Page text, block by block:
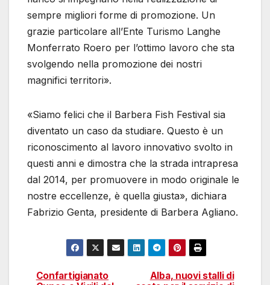
sempre migliori forme di promozione. Un
grazie particolare all’Ente Turismo Langhe
Monferrato Roero per l’ottimo lavoro che sta
svolgendo nella promozione dei nostri
magnifici territori».
«Siamo felici che il Barbera Fish Festival sia
diventato un caso da studiare. Questo è un
riconoscimento al lavoro innovativo svolto in
questi anni e dimostra che la strada intrapresa
dal 2014, per promuovere in modo originale le
nostre eccellenze, è quella giusta», dichiara
Fabrizio Genta, presidente di Barbera Agliano.
Alba, nuovi stalli di
Confartigianato